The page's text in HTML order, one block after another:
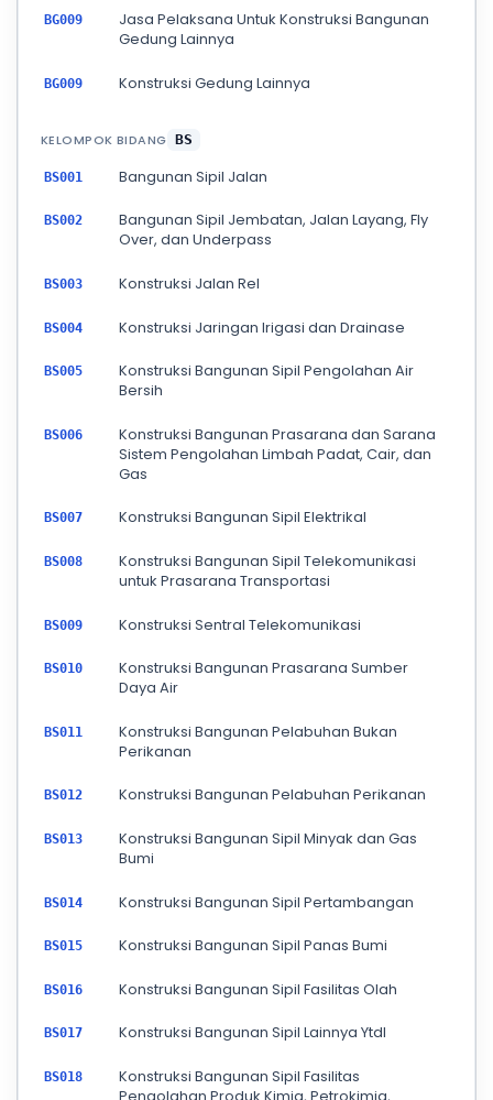
BG009
Jasa Pelaksana Untuk Konstruksi Bangunan
Gedung Lainnya
BG009 Konstruksi Gedung Lainnya
KELOMPOK BIDANG BS
BS001 Bangunan Sipil Jalan
BS002
Bangunan Sipil Jembatan, Jalan Layang, Fly
Over, dan Underpass
BS003 Konstruksi Jalan Rel
BS004 Konstruksi Jaringan Irigasi dan Drainase
BS005
Konstruksi Bangunan Sipil Pengolahan Air
Bersih
BS006
Konstruksi Bangunan Prasarana dan Sarana
Sistem Pengolahan Limbah Padat, Cair, dan
Gas
BS007 Konstruksi Bangunan Sipil Elektrikal
BS008
Konstruksi Bangunan Sipil Telekomunikasi
untuk Prasarana Transportasi
BS009 Konstruksi Sentral Telekomunikasi
BS010
Konstruksi Bangunan Prasarana Sumber
Daya Air
BS011
Konstruksi Bangunan Pelabuhan Bukan
Perikanan
BS012 Konstruksi Bangunan Pelabuhan Perikanan
BS013
Konstruksi Bangunan Sipil Minyak dan Gas
Bumi
BS014 Konstruksi Bangunan Sipil Pertambangan
BS015 Konstruksi Bangunan Sipil Panas Bumi
BS016 Konstruksi Bangunan Sipil Fasilitas Olah
BS017 Konstruksi Bangunan Sipil Lainnya Ytdl
BS018
Konstruksi Bangunan Sipil Fasilitas